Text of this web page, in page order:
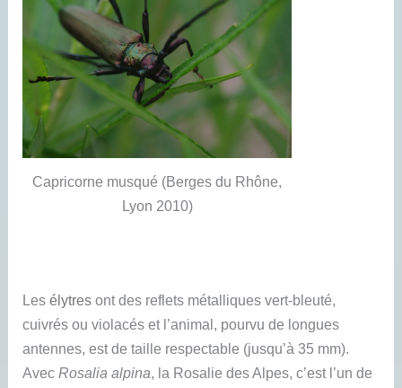
Capricorne musqué (Berges du Rhône,
Lyon 2010)
Lesélytres ont des reflets métalliques vert-bleuté,
cuivrés ou violacés et l’animal, pourvu de longues
antennes, est de taille respectable (jusqu’à 35 mm).
AvecRosalia alpina, la Rosalie des Alpes, c’est l’un de